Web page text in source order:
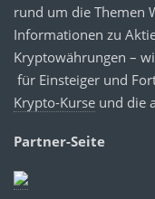
rund um die Themen
Informationen zu
Kryptowährungen –
für Einsteiger und
Krypto-Kurse und die
Partner-Seite